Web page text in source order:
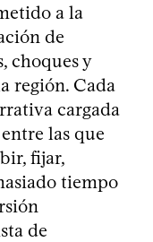
a la
de
choques y
región. Cada
cargada
las que
fijar,
tiempo
de